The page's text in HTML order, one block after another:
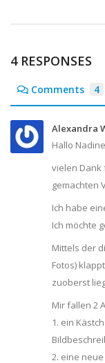
4 RESPONSES
Comments 4
Alexandra
Hallo
vielen Dank
gemachten
Ich habe
Ich möchte
Mittels der
Fotos)
zuoberst
Mir fallen 2
1. ein
2. eine